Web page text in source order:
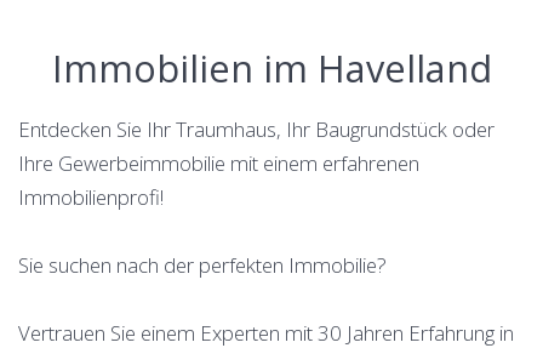
Immobilien im Havelland
Entdecken Sie Ihr Traumhaus, Ihr Baugrundstück oder
Ihre Gewerbeimmobilie mit einem erfahrenen
Immobilienprofi!
Sie suchen nach der perfekten Immobilie?
Vertrauen Sie einem Experten mit 30 Jahren Erfahrung in